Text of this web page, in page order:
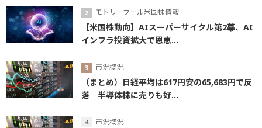
モトリーフール米国株情報
【米国株動向】AIスーパーサイクル第2幕、AI
インフラ投資拡大で恩恵...
市況概況
（まとめ）日経平均は617円安の65,683円で反
落 半導体株に売りも好...
市況概況